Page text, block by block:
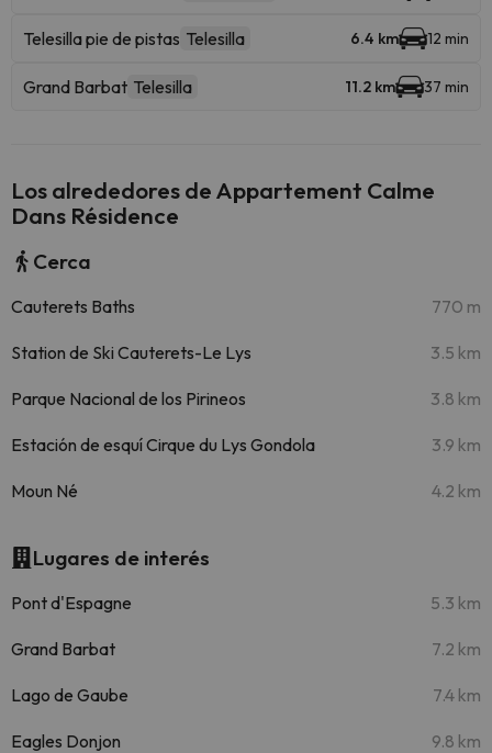
Telesilla pie de pistas Telesilla 6.4 km 12 min
Grand Barbat Telesilla 11.2 km 37 min
Los alrededores de Appartement Calme
Dans Résidence
Cerca
Cauterets Baths 770 m
Station de Ski Cauterets-Le Lys 3.5 km
Parque Nacional de los Pirineos 3.8 km
Estación de esquí Cirque du Lys Gondola 3.9 km
Moun Né 4.2 km
Lugares de interés
Pont d'Espagne 5.3 km
Grand Barbat 7.2 km
Lago de Gaube 7.4 km
Eagles Donjon 9.8 km